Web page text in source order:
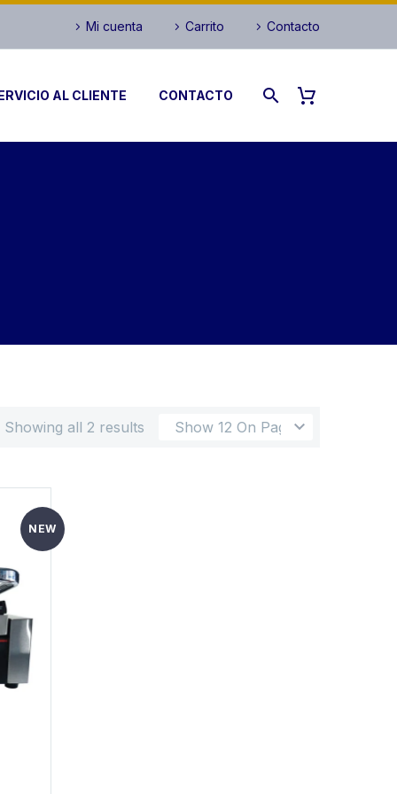
Mi cuenta Carrito Contacto
AL CLIENTE CONTACTO
Show 12 On Page
Showing all 2 results
NEW